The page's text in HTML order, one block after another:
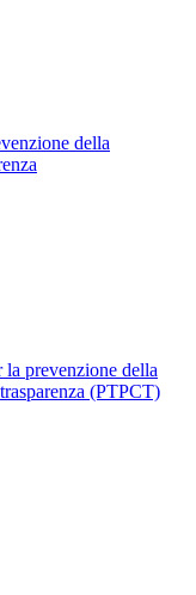
della
la prevenzione della
(PTPCT)